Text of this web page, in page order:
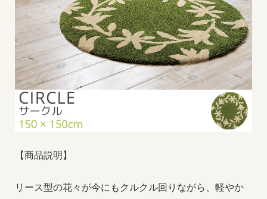
【商品説明】
リース型の花々が今にもクルクル回りながら、軽やか